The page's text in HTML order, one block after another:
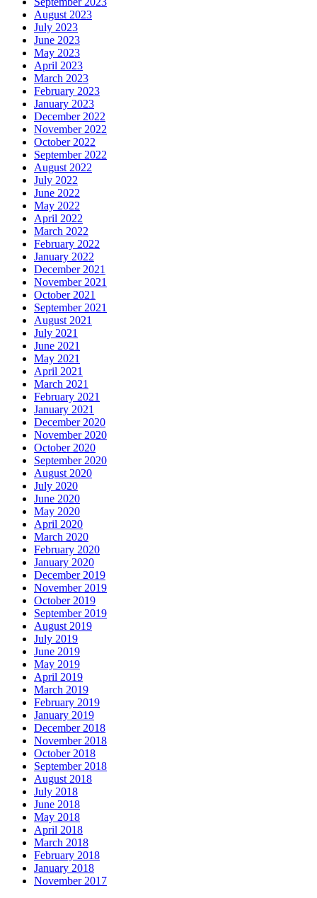
August 2023
July 2023
June 2023
May 2023
April 2023
March 2023
February 2023
January 2023
December 2022
November 2022
October 2022
September 2022
August 2022
July 2022
June 2022
May 2022
April 2022
March 2022
February 2022
January 2022
December 2021
November 2021
October 2021
September 2021
August 2021
July 2021
June 2021
May 2021
April 2021
March 2021
February 2021
January 2021
December 2020
November 2020
October 2020
September 2020
August 2020
July 2020
June 2020
May 2020
April 2020
March 2020
February 2020
January 2020
December 2019
November 2019
October 2019
September 2019
August 2019
July 2019
June 2019
May 2019
April 2019
March 2019
February 2019
January 2019
December 2018
November 2018
October 2018
September 2018
August 2018
July 2018
June 2018
May 2018
April 2018
March 2018
February 2018
January 2018
November 2017